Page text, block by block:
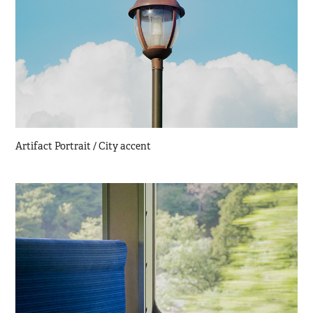
Artifact Portrait / City accent